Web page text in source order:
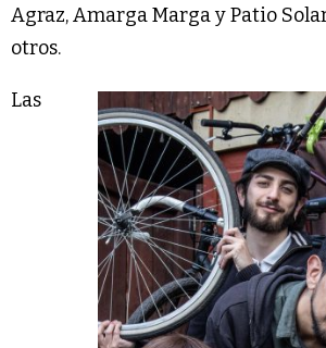
Agraz, Amarga Marga y Patio
otros.
Las